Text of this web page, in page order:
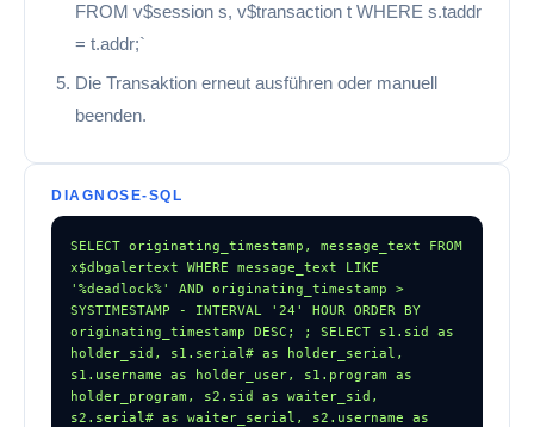
FROM v$session s, v$transaction t WHERE s.taddr
= t.addr;`
Die Transaktion erneut ausführen oder manuell
beenden.
DIAGNOSE-SQL
SELECT originating_timestamp, message_text FROM
x$dbgalertext WHERE message_text LIKE
'%deadlock%' AND originating_timestamp >
SYSTIMESTAMP - INTERVAL '24' HOUR ORDER BY
originating_timestamp DESC; ; SELECT s1.sid as
holder_sid, s1.serial# as holder_serial,
s1.username as holder_user, s1.program as
holder_program, s2.sid as waiter_sid,
s2.serial# as waiter_serial, s2.username as